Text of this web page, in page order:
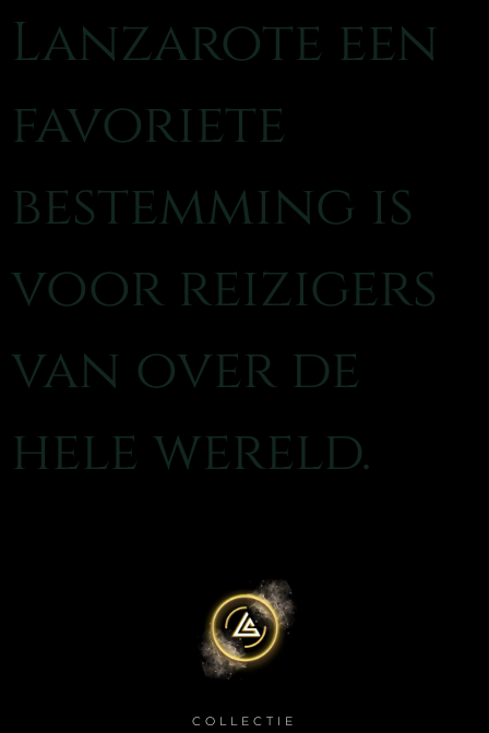
Lanzarote een
favoriete
bestemming is
voor reizigers
van over de
hele wereld.
COLLECTIE